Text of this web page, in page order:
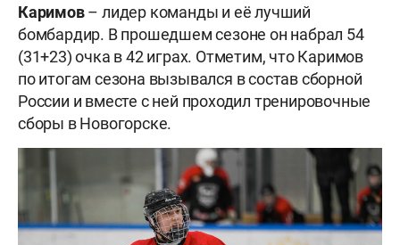
Каримов– лидер команды и её лучший
бомбардир. В прошедшем сезоне он набрал 54
(31+23) очка в 42 играх. Отметим, что Каримов
по итогам сезона вызывался в состав сборной
России и вместе с ней проходил тренировочные
сборы в Новогорске.